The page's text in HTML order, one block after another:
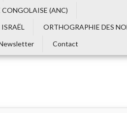
CONGOLAISE (ANC)
ORTHOGRAPHIE DES
Contact